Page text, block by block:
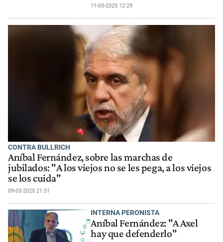
11-03-2025 12:29
CONTRA BULLRICH
Aníbal Fernández, sobre las marchas de
jubilados: "A los viejos no se les pega, a los viejos
se los cuida"
09-03-2025 21:51
INTERNA PERONISTA
Aníbal Fernández: "A Axel
hay que defenderlo"